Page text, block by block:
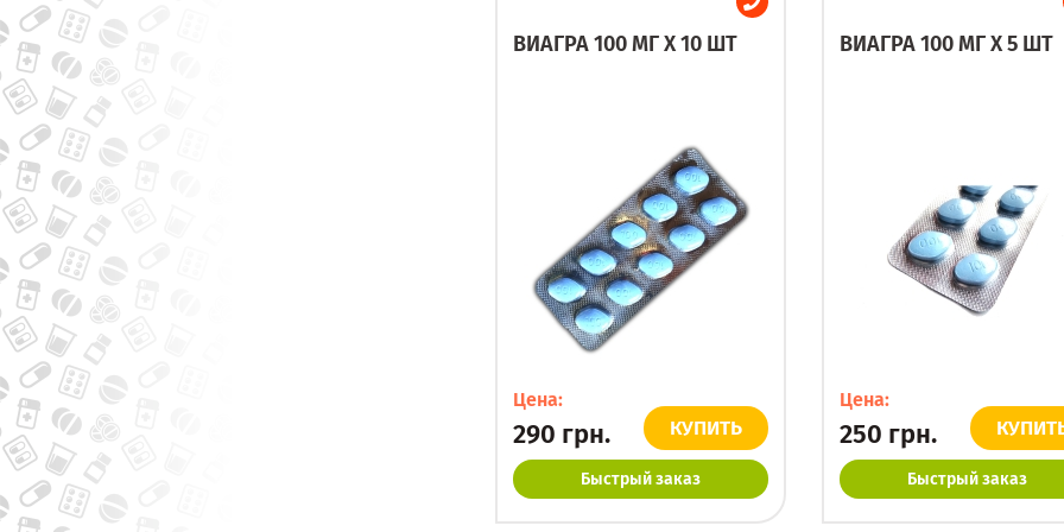
ВИАГРА 100 МГ X 10 ШТ
Цена:
290 грн. КУПИТЬ
Быстрый заказ
ВИАГРА 100 МГ X 5 ШТ
Цена:
250 грн.
Быстрый заказ